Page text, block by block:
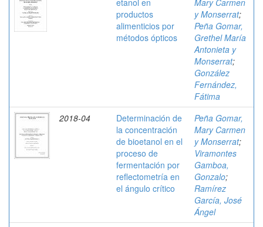
etanol en
productos
alimenticios por
métodos ópticos
Mary Carmen
y Monserrat;
Peña Gomar,
Grethel María
Antonieta y
Monserrat;
González
Fernández,
Fátima
2018-04
Determinación de
la concentración
de bioetanol en el
proceso de
fermentación por
reflectometría en
el ángulo crítico
Peña Gomar,
Mary Carmen
y Monserrat;
Viramontes
Gamboa,
Gonzalo;
Ramírez
García, José
Ángel